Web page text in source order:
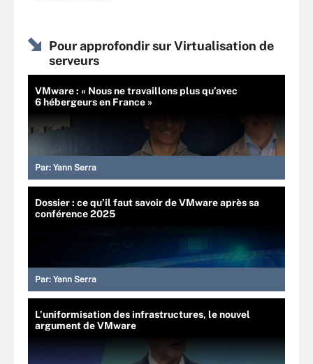
Pour approfondir sur Virtualisation de
serveurs
VMware : « Nous ne travaillons plus qu’avec
6 hébergeurs en France »
Par: Yann Serra
Dossier : ce qu’il faut savoir de VMware après sa
conférence 2025
Par: Yann Serra
L’uniformisation des infrastructures, le nouvel
argument de VMware